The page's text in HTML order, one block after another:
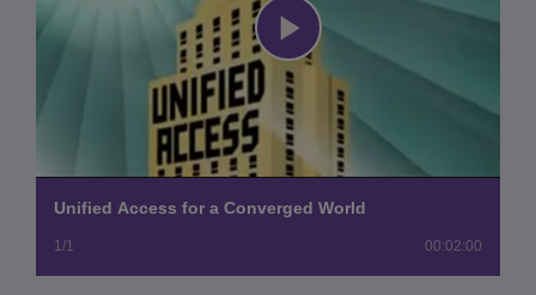
Unified Access for a Converged World
1/1 00:02:00
Play
Video